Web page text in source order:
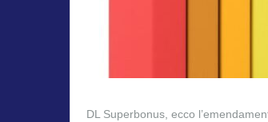
DL Superbonus, ecco